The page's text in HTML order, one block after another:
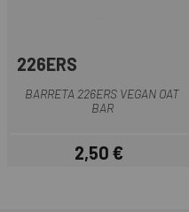
226ERS
BARRETA 226ERS VEGAN OAT
BAR
Preu
2,50 €